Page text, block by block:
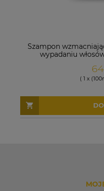
Szampon
wypadaniu
( 1 x